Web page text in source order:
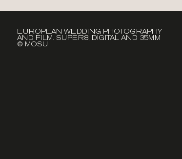
EUROPEAN WEDDING PHOTOGRAPHY
AND FILM. SUPER8, DIGITAL AND 35MM
© MOSU